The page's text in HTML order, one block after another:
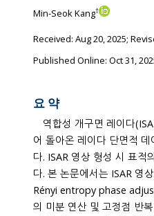
Min-Seok Kang†
Received: Aug 20, 2025;
Published Online: Oct 31,
요 약
역합성 개구면 레이다
어 돌아온 레이다 단면적 데이터들을 코히런트하게 신호처리 하여 형성한 표적의 2차원 영상이
다. ISAR 영상 형성 시 표적의 운동 성
다. 본 논문에서는 ISAR 영상
Rényi entropy phase
의 미분 연산 및 고정점 반